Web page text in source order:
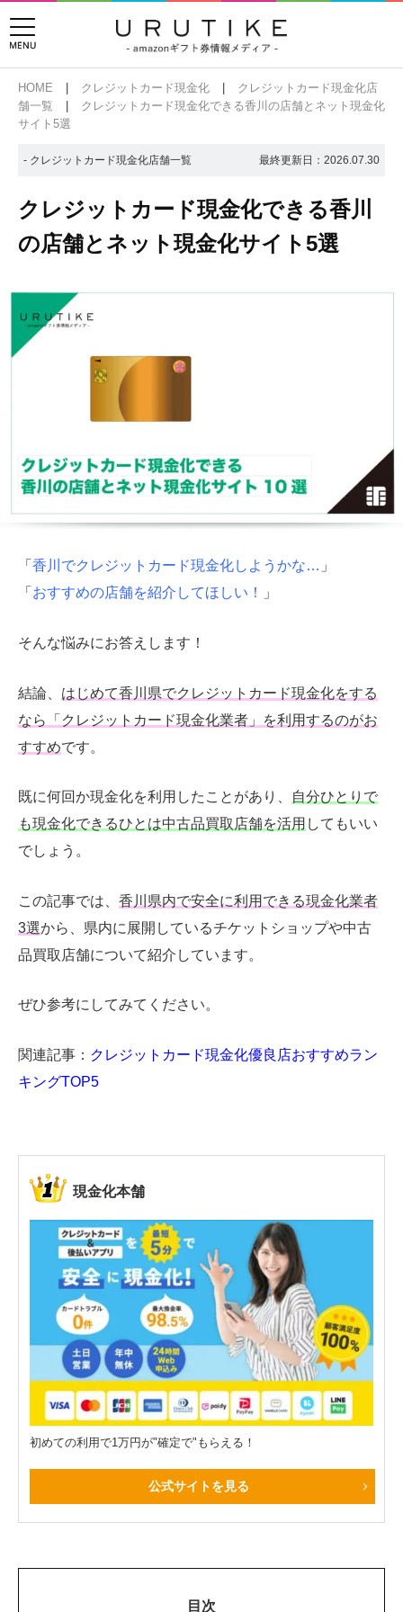
HOME クレジットカード現金化
クレジットカード現金化店
舗一覧
クレジットカード現金化できる香川の店舗とネット現金化
サイト5選
- クレジットカード現金化店舗一覧 最終更新日： 2026.07.30
クレジットカード現金化できる香川
の店舗とネット現金化サイト5選
「 香川でクレジットカード現金化しようかな… 」
「 おすすめの店舗を紹介してほしい！ 」
そんな悩みにお答えします！
結論、 はじめて香川県でクレジットカード現金化をする
なら「クレジットカード現金化業者」を利用するのがお
すすめです。
既に何回か現金化を利用したことがあり、
自分ひとりで
も現金化できるひとは中古品買取店舗を活用 してもいい
でしょう。
この記事では、 香川県内で安全に利用できる現金化業者
3選から、県内に展開しているチケットショップや中古
品買取店舗について紹介しています。
ぜひ参考にしてみてください。
関連記事： クレジットカード現金化優良店おすすめラン
キングTOP5
現金化本舗
初めての利用で1万円が"確定で"もらえる！
公式サイトを見る
目次